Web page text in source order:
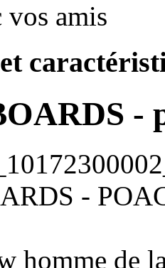
vos amis
-
-
homme de